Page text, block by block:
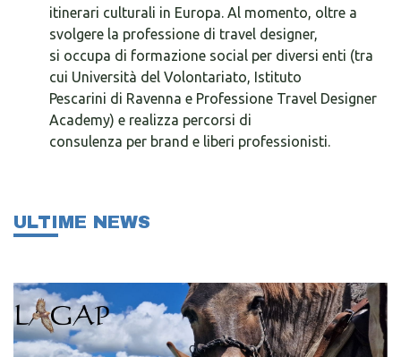
itinerari culturali in Europa. Al momento, oltre a
svolgere la professione di travel designer,
si occupa di formazione social per diversi enti (tra
cui Università del Volontariato, Istituto
Pescarini di Ravenna e Professione Travel Designer
Academy) e realizza percorsi di
consulenza per brand e liberi professionisti.
ULTIME NEWS